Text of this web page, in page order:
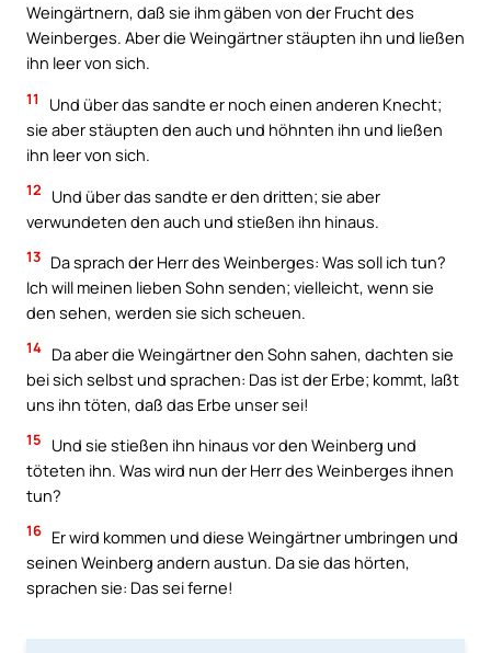
Weingärtnern, daß sie ihm gäben von der Frucht des
Weinberges. Aber die Weingärtner stäupten ihn und ließen
ihn leer von sich.
11
Und über das sandte er noch einen anderen Knecht;
sie aber stäupten den auch und höhnten ihn und ließen
ihn leer von sich.
12
Und über das sandte er den dritten; sie aber
verwundeten den auch und stießen ihn hinaus.
13 Da sprach der Herr des Weinberges: Was soll ich tun?
Ich will meinen lieben Sohn senden; vielleicht, wenn sie
den sehen, werden sie sich scheuen.
14 Da aber die Weingärtner den Sohn sahen, dachten sie
bei sich selbst und sprachen: Das ist der Erbe; kommt, laßt
uns ihn töten, daß das Erbe unser sei!
15
Und sie stießen ihn hinaus vor den Weinberg und
töteten ihn. Was wird nun der Herr des Weinberges ihnen
tun?
16 Er wird kommen und diese Weingärtner umbringen und
seinen Weinberg andern austun. Da sie das hörten,
sprachen sie: Das sei ferne!